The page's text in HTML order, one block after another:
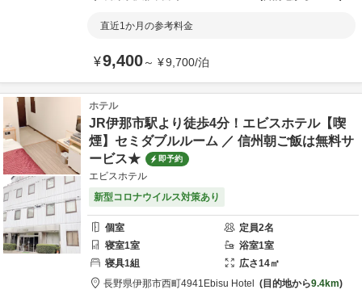
直近1か月の参考料金
¥9,400～ ¥9,700/泊
ホテル
JR伊那市駅より徒歩4分！エビスホテル【喫
煙】セミダブルルーム ／ 信州朝ご飯は無料サ
ービス★
即予約
エビスホテル
新型コロナウイルス対策あり
個室 定員2名
寝室1室 浴室1室
寝具1組 広さ14㎡
長野県伊那市西町4941 Ebisu Hotel 目的地から9.4km